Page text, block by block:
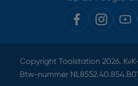
Copyright Toolstation 2026.
Btw-nummer NL8552.40.854.B01